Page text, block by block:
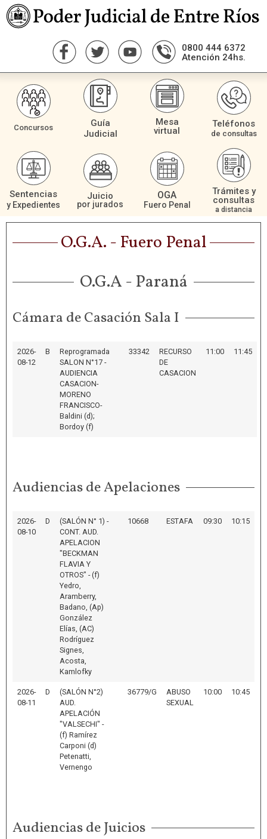
0800 444 6372
Atención 24hs.
Concursos
Guía
Judicial
Mesa
virtual
Teléfonos
de consultas
Sentencias
y Expedientes
Juicio
por jurados
OGA
Fuero Penal
Trámites y
consultas
a distancia
O.G.A. - Fuero Penal
O.G.A - Paraná
Cámara de Casación Sala I
2026-
08-12
B
Reprogramada
SALON N°17 -
AUDIENCIA
CASACION-
MORENO
FRANCISCO-
Baldini (d);
Bordoy (f)
33342
RECURSO
DE
CASACION
11:00 11:45
Audiencias de Apelaciones
2026-
08-10
D
(SALÓN N° 1) -
CONT. AUD.
APELACION
"BECKMAN
FLAVIA Y
OTROS" - (f)
Yedro,
Aramberry,
Badano, (Ap)
González
Elías, (AC)
Rodríguez
Signes,
Acosta,
Kamlofky
10668 ESTAFA 09:30 10:15
2026-
08-11
D
(SALÓN N°2)
AUD.
APELACIÓN
"VALSECHI" -
(f) Ramírez
Carponi (d)
Petenatti,
Vernengo
36779/G
ABUSO
SEXUAL
10:00 10:45
Audiencias de Juicios